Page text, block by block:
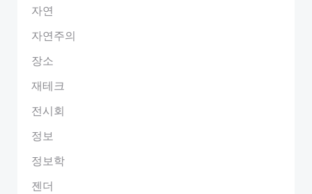
자연
자연주의
장소
재테크
전시회
정보
정보학
젠더